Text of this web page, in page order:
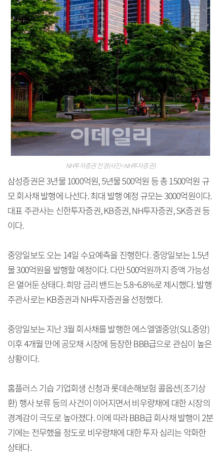
NH투자증권 전경(사진=NH투자증권)
삼성증권은 3년물 1000억원, 5년물 500억원 등 총 1500억원 규
모 회사채 발행에 나선다. 최대 발행 예정 규모는 3000억원이다.
대표 주관사는 신한투자증권, KB증권, NH투자증권, SK증권 등
이다.
중앙일보도 오는 14일 수요예측을 진행한다. 중앙일보는 1.5년
물 300억원을 발행할 예정이다. 다만 500억원까지 증액 가능성
은 열어둔 상태다. 희망 금리 밴드는 5.8~6.8%로 제시했다. 발행
주관사로는 KB증권과 NH투자증권을 선정했다.
중앙일보는 지난 3월 회사채를 발행한 에스엘엘중앙(SLL중앙)
이후 4개월 만에 공모채 시장에 등장한 BBB급으로 관심이 높은
상황이다.
홈플러스 기습 기업회생 신청과 롯데손해보험 콜옵션(조기상
환) 행사 보류 등의 사건이 이어지면서 비우량채에 대한 시장의
경계감이 극도로 높아졌다. 이에 따라 BBB급 회사채 발행이 2분
기에는 전무했을 정도로 비우량채에 대한 투자 심리는 악화한
상태다.